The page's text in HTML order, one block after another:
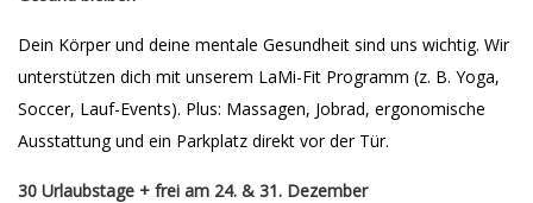
Dein Körper und deine mentale Gesundheit sind uns wichtig. Wir
unterstützen dich mit unserem LaMi-Fit Programm (z. B. Yoga,
Soccer, Lauf-Events). Plus: Massagen, Jobrad, ergonomische
Ausstattung und ein Parkplatz direkt vor der Tür.
30 Urlaubstage + frei am 24. & 31. Dezember